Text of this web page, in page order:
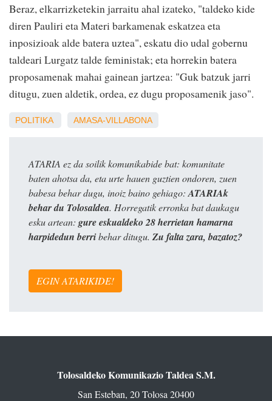
Beraz, elkarrizketekin jarraitu ahal izateko, "taldeko kide
diren Pauliri eta Materi barkamenak eskatzea eta
inposizioak alde batera uztea", eskatu dio udal gobernu
taldeari Lurgatz talde feministak; eta horrekin batera
proposamenak mahai gainean jartzea: "Guk batzuk jarri
ditugu, zuen aldetik, ordea, ez dugu proposamenik jaso".
POLITIKA AMASA-VILLABONA
ATARIA ez da soilik komunikabide bat: komunitate
baten ahotsa da, eta urte hauen guztien ondoren, zuen
babesa behar dugu, inoiz baino gehiago: ATARIAk
behar du Tolosaldea. Horregatik erronka bat daukagu
esku artean: gure eskualdeko 28 herrietan hamarna
harpidedun berribehar ditugu. Zu falta zara, bazatoz?
EGIN ATARIKIDE!
Tolosaldeko Komunikazio Taldea S.M.
San Esteban, 20 Tolosa 20400